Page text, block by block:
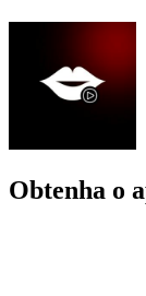
Obtenha o